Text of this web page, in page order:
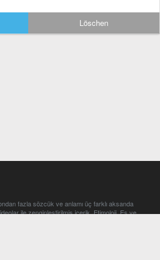
Löschen
fazla sözcük ve anlamı üç farklı aksanda
ile zenginleştirilmiş içerik. Etimoloji, Eş ve